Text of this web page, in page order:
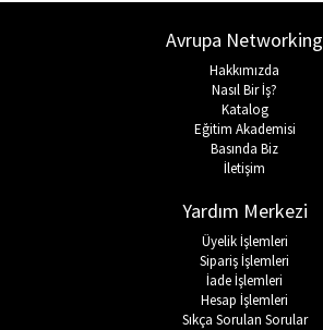
Avrupa Networking
Hakkımızda
Nasıl Bir İş?
Katalog
Eğitim Akademisi
Basında Biz
İletişim
Yardım Merkezi
Üyelik İşlemleri
Sipariş İşlemleri
İade İşlemleri
Hesap İşlemleri
Sıkça Sorulan Sorular